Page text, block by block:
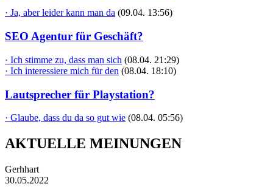
· Ja, aber leider kann man da (09.04. 13:56)
SEO Agentur für Geschäft?
· Ich stimme zu, dass man sich (08.04. 21:29)
· Ich interessiere mich für den (08.04. 18:10)
Lautsprecher für Playstation?
· Glaube, dass du da so gut wie (08.04. 05:56)
AKTUELLE MEINUNGEN
Gerhhart
30.05.2022